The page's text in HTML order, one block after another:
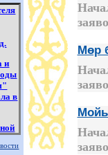
и
в
за
Мөр